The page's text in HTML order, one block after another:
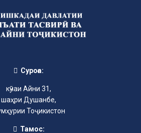
Суроға:
кӯчаи Айни 31,
шаҳри Душанбе,
Тоҷикистон
Тамос: